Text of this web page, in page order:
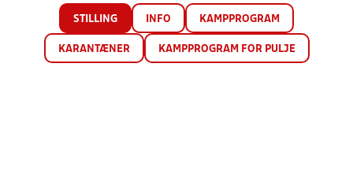
STILLING INFO KAMPPROGRAM
KARANTÆNER KAMPPROGRAM FOR PULJE